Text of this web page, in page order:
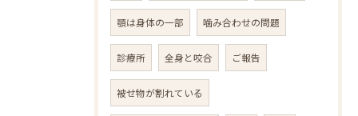
顎は身体の一部 噛み合わせの問題
診療所 全身と咬合 ご報告
被せ物が割れている